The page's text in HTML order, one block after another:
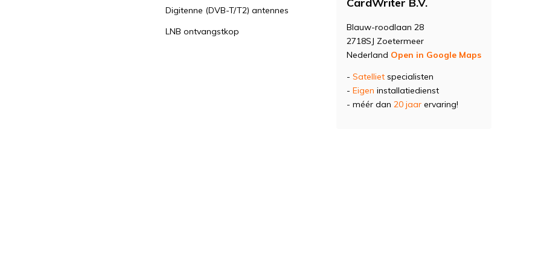
Digitenne (DVB-T/T2) antennes
LNB ontvangstkop
Blauw-roodlaan 28
2718SJ Zoetermeer
Nederland Open in Google Maps
- Satelliet specialisten
- Eigen installatiedienst
- méér dan 20 jaar ervaring!